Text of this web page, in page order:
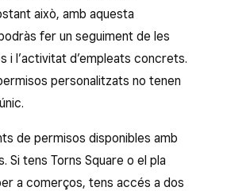
això, amb aquesta
fer un seguiment de les
i l’activitat d’empleats concrets.
personalitzats no tenen
de permisos disponibles amb
Si tens Torns Square o el pla
a comerços, tens accés a dos